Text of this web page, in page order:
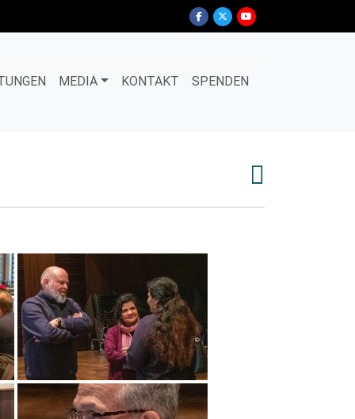
MEDIA KONTAKT SPENDEN